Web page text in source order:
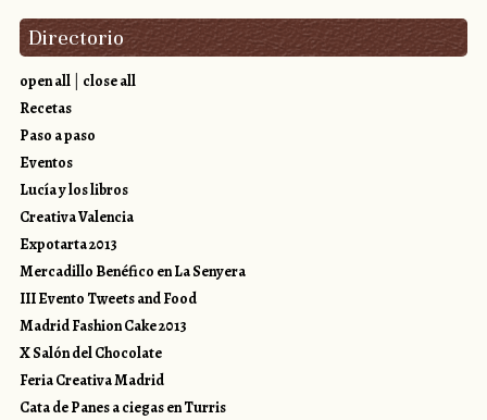
Directorio
open all| close all
Recetas
Paso a paso
Eventos
Lucía y los libros
Creativa Valencia
Expotarta 2013
Mercadillo Benéfico en La Senyera
III Evento Tweets and Food
Madrid Fashion Cake 2013
X Salón del Chocolate
Feria Creativa Madrid
Cata de Panes a ciegas en Turris